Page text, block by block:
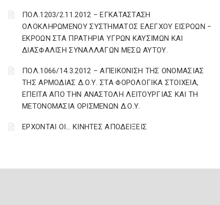
ΠΟΛ.1203/2.11.2012 – ΕΓΚΑΤΑΣΤΑΣΗ
ΟΛΟΚΛΗΡΩΜΕΝΟΥ ΣΥΣΤΗΜΑΤΟΣ ΕΛΕΓΧΟΥ ΕΙΣΡΟΩΝ −
ΕΚΡΟΩΝ ΣΤΑ ΠΡΑΤΗΡΙΑ ΥΓΡΩΝ ΚΑΥΣΙΜΩΝ ΚΑΙ
ΔΙΑΣΦΑΛΙΣΗ ΣΥΝΑΛΛΑΓΩΝ ΜΕΣΩ ΑΥΤΟΥ.
ΠΟΛ.1066/14.3.2012 – ΑΠΕΙΚΟΝΙΣΗ ΤΗΣ ΟΝΟΜΑΣΙΑΣ
ΤΗΣ ΑΡΜΟΔΙΑΣ Δ.Ο.Υ. ΣΤΑ ΦΟΡΟΛΟΓΙΚΑ ΣΤΟΙΧΕΙΑ,
ΕΠΕΙΤΑ ΑΠΟ ΤΗΝ ΑΝΑΣΤΟΛΗ ΛΕΙΤΟΥΡΓΙΑΣ ΚΑΙ ΤΗ
ΜΕΤΟΝΟΜΑΣΙΑ ΟΡΙΣΜΕΝΩΝ Δ.Ο.Υ.
EΡΧΟΝΤΑΙ ΟΙ… ΚΙΝΗΤΕΣ ΑΠΟΔΕΙΞΕΙΣ